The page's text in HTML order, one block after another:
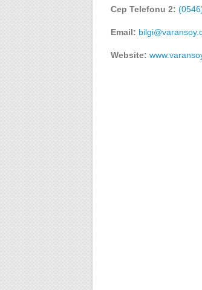
Cep Telefonu 2:
Email:
Website: